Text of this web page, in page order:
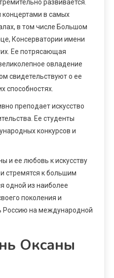
развивается.
концертами в самых
в том числе Большом
Консерватории имени
Ее потрясающая
овладение
свидетельствуют о ее
способностях.
преподает искусство
Ее студенты
конкурсов и
и ее любовь к искусству
стремятся к большим
одной из наиболее
поколения и
Россию на международной
Оксаны